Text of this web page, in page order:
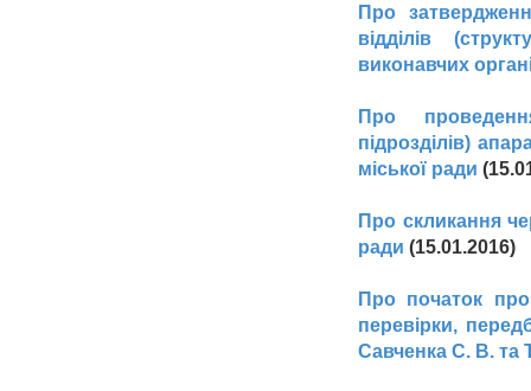
Про
відділів
виконавчих
Про
підрозділів)
міської ради
Про скликання
ради (15.01.2016)
Про початок
перевірки,
Савченка С. В.